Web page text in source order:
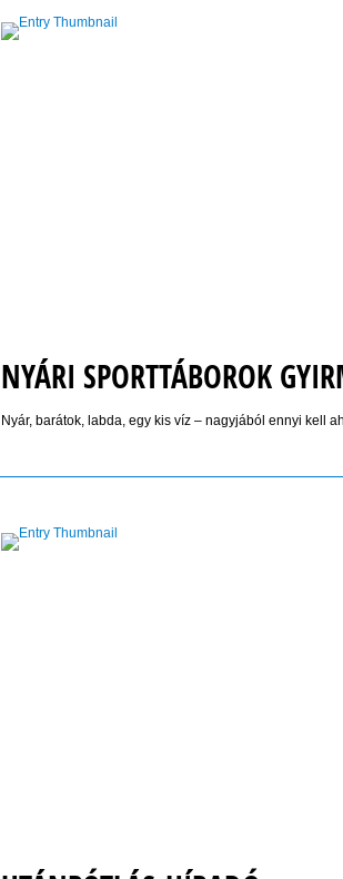
NYÁRI SPORTTÁBOROK
Nyár, barátok, labda, egy kis víz – nagyjából ennyi kell